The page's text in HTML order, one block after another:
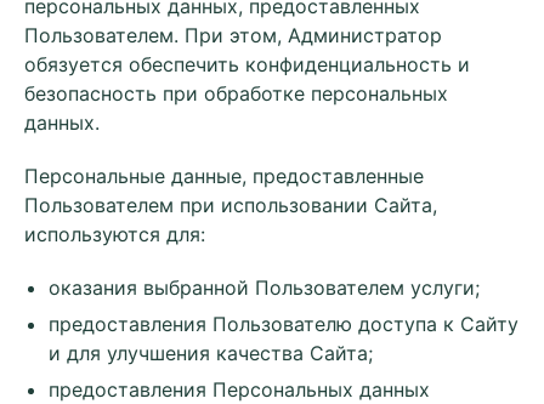
персональных данных, предоставленных
Пользователем. При этом, Администратор
обязуется обеспечить конфиденциальность и
безопасность при обработке персональных
данных.
Персональные данные, предоставленные
Пользователем при использовании Сайта,
используются для:
оказания выбранной Пользователем услуги;
предоставления Пользователю доступа к Сайту
и для улучшения качества Сайта;
предоставления Персональных данных